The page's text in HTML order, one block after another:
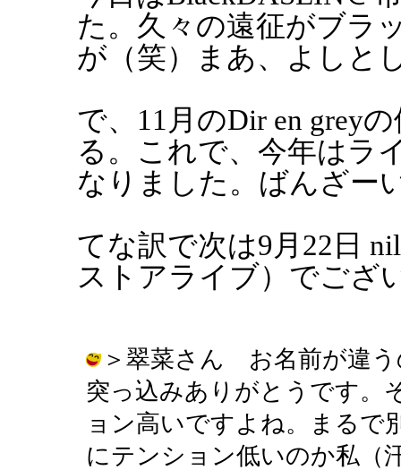
た。久々の遠征がブラ
が（笑）まあ、よしと
で、11月のDir en grey
る。これで、今年はラ
なりました。ばんざー
てな訳で次は9月22日
ストアライブ）でござ
＞翠菜さん お名前が違う
突っ込みありがとうです。
ョン高いですよね。まるで
にテンション低いのか私（